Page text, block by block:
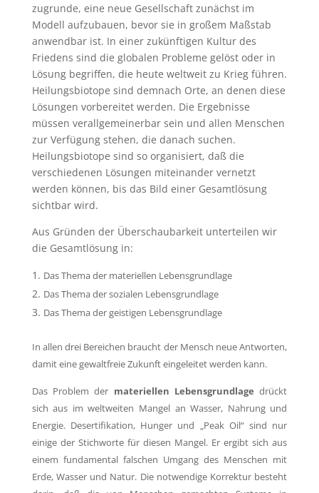
zugrunde, eine neue Gesellschaft zunächst im
Modell aufzubauen, bevor sie in großem Maßstab
anwendbar ist. In einer zukünftigen Kultur des
Friedens sind die globalen Probleme gelöst oder in
Lösung begriffen, die heute weltweit zu Krieg führen.
Heilungsbiotope sind demnach Orte, an denen diese
Lösungen vorbereitet werden. Die Ergebnisse
müssen verallgemeinerbar sein und allen Menschen
zur Verfügung stehen, die danach suchen.
Heilungsbiotope sind so organisiert, daß die
verschiedenen Lösungen miteinander vernetzt
werden können, bis das Bild einer Gesamtlösung
sichtbar wird.
Aus Gründen der Überschaubarkeit unterteilen wir
die Gesamtlösung in:
Das Thema der materiellen Lebensgrundlage
Das Thema der sozialen Lebensgrundlage
Das Thema der geistigen Lebensgrundlage
In allen drei Bereichen braucht der Mensch neue Antworten,
damit eine gewaltfreie Zukunft eingeleitet werden kann.
Das Problem der materiellen Lebensgrundlage drückt
sich aus im weltweiten Mangel an Wasser, Nahrung und
Energie. Desertifikation, Hunger und „Peak Oil“ sind nur
einige der Stichworte für diesen Mangel. Er ergibt sich aus
einem fundamental falschen Umgang des Menschen mit
Erde, Wasser und Natur. Die notwendige Korrektur besteht